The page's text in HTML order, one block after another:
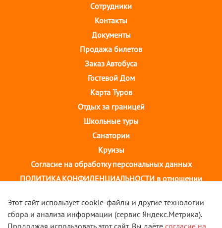
Cотрудники
Контакты
Документы
Продажа билетов
Заказ Автобуса
Гостевой Дом
Карта Туров
Отдых за границей
Школьные туры
Санатории
Круизы
Согласие на обработку персональных данных
ПОЛИТИКА КОНФИДЕНЦИАЛЬНОСТИ в отношении
г. Иваново, ул. 10 августа, д.43 ТОЦ "Августин"
Этот сайт использует cookie-файлы и другие технологии
сбора и анализа информации (сервис Яндекс.Метрика).
Продолжая использовать этот сайт, Вы даёте согласие на